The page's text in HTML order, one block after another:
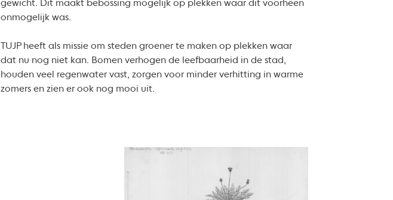
gewicht. Dit maakt bebossing mogelijk op plekken waar dit voorheen
onmogelijk was.
TUJP heeft als missie om steden groener te maken op plekken waar
dat nu nog niet kan. Bomen verhogen de leefbaarheid in de stad,
houden veel regenwater vast, zorgen voor minder verhitting in warme
zomers en zien er ook nog mooi uit.